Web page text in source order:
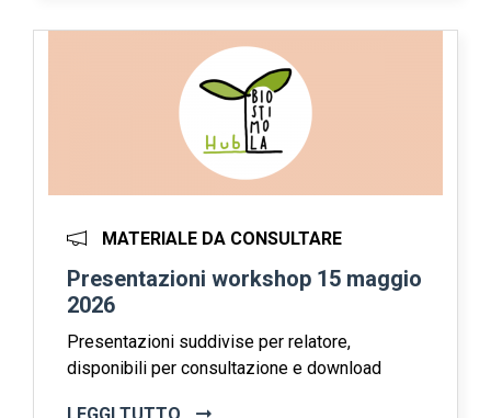
MATERIALE DA CONSULTARE
Presentazioni workshop 15 maggio
2026
Presentazioni suddivise per relatore,
disponibili per consultazione e download